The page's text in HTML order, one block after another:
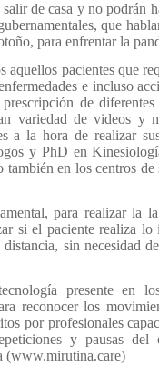
de casa y no podrán
que
para enfrentar la
aquellos pacientes que
e incluso
de
variedad de videos y
a la hora de realizar
y PhD en
también en los centros
para realizar la
si el paciente realiza
sin necesidad
presente en
reconocer los
por profesionales
y pausas del
(www.mirutina.care)